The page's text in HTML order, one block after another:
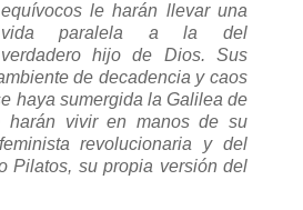
equívocos le harán llevar una
vida paralela a la del
verdadero hijo de Dios. Sus
de decadencia y caos
haya sumergida la Galilea de
harán vivir en manos de su
revolucionaria y del
Pilatos, su propia versión del